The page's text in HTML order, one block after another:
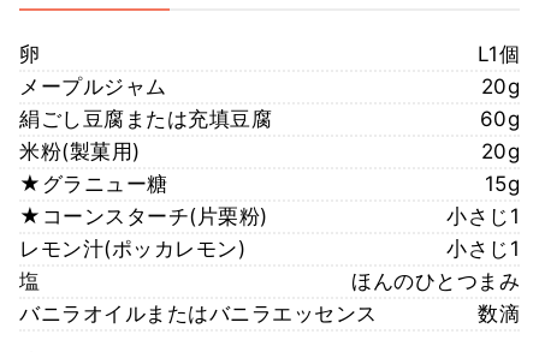
卵
L1個
メープルジャム
20g
絹ごし豆腐または充填豆腐
60g
米粉(製菓用)
20g
★グラニュー糖
15g
★コーンスターチ(片栗粉)
小さじ1
レモン汁(ポッカレモン)
小さじ1
塩
ほんのひとつまみ
バニラオイルまたはバニラエッセンス
数滴